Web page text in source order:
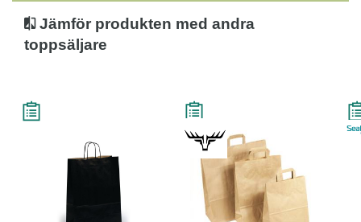
Jämför produkten med andra
toppsäljare